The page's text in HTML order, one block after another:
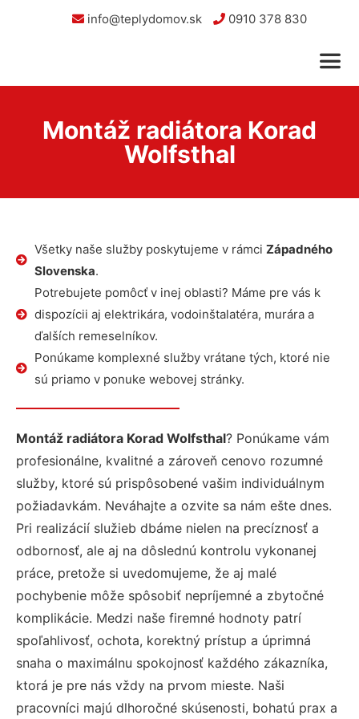
info@teplydomov.sk 0910 378 830
Montáž radiátora Korad
Wolfsthal
Všetky naše služby poskytujeme v rámci Západného
Slovenska.
Potrebujete pomôcť v inej oblasti? Máme pre vás k
dispozícii aj elektrikára, vodoinštalatéra, murára a
ďalších remeselníkov.
Ponúkame komplexné služby vrátane tých, ktoré nie
sú priamo v ponuke webovej stránky.
Montáž radiátora Korad Wolfsthal? Ponúkame vám
profesionálne, kvalitné a zároveň cenovo rozumné
služby, ktoré sú prispôsobené vašim individuálnym
požiadavkám. Neváhajte a ozvite sa nám ešte dnes.
Pri realizácií služieb dbáme nielen na precíznosť a
odbornosť, ale aj na dôslednú kontrolu vykonanej
práce, pretože si uvedomujeme, že aj malé
pochybenie môže spôsobiť nepríjemné a zbytočné
komplikácie. Medzi naše firemné hodnoty patrí
spoľahlivosť, ochota, korektný prístup a úprimná
snaha o maximálnu spokojnosť každého zákazníka,
ktorá je pre nás vždy na prvom mieste. Naši
pracovníci majú dlhoročné skúsenosti, bohatú prax a